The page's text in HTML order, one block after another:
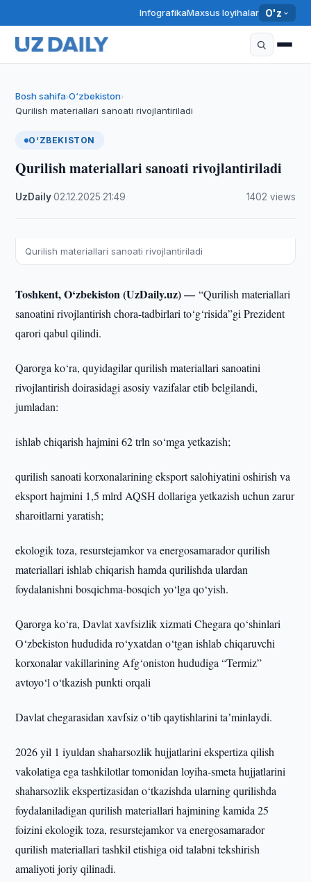
InfografikaMaxsus loyihalar O'z
Bosh sahifa›O‘zbekiston›
Qurilish materiallari sanoati rivojlantiriladi
O‘ZBEKISTON
Qurilish materiallari sanoati rivojlantiriladi
UzDaily·02.12.2025 21:49 1402 views
Qurilish materiallari sanoati rivojlantiriladi
Toshkent, O‘zbekiston (UzDaily.uz) —“Qurilish materiallari
sanoatini rivojlantirish chora-tadbirlari to‘g‘risida”gi Prezident
qarori qabul qilindi.
Qarorga ko‘ra, quyidagilar qurilish materiallari sanoatini
rivojlantirish doirasidagi asosiy vazifalar etib belgilandi,
jumladan:
ishlab chiqarish hajmini 62 trln so‘mga yetkazish;
qurilish sanoati korxonalarining eksport salohiyatini oshirish va
eksport hajmini 1,5 mlrd AQSH dollariga yetkazish uchun zarur
sharoitlarni yaratish;
ekologik toza, resurstejamkor va energosamarador qurilish
materiallari ishlab chiqarish hamda qurilishda ulardan
foydalanishni bosqichma-bosqich yo‘lga qo‘yish.
Qarorga ko‘ra, Davlat xavfsizlik xizmati Chegara qo‘shinlari
O‘zbekiston hududida ro‘yxatdan o‘tgan ishlab chiqaruvchi
korxonalar vakillarining Afg‘oniston hududiga “Termiz”
avtoyo‘l o‘tkazish punkti orqali
Davlat chegarasidan xavfsiz o‘tib qaytishlarini taʼminlaydi.
2026 yil 1 iyuldan shaharsozlik hujjatlarini ekspertiza qilish
vakolatiga ega tashkilotlar tomonidan loyiha-smeta hujjatlarini
shaharsozlik ekspertizasidan o‘tkazishda ularning qurilishda
foydalaniladigan qurilish materiallari hajmining kamida 25
foizini ekologik toza, resurstejamkor va energosamarador
qurilish materiallari tashkil etishiga oid talabni tekshirish
amaliyoti joriy qilinadi.